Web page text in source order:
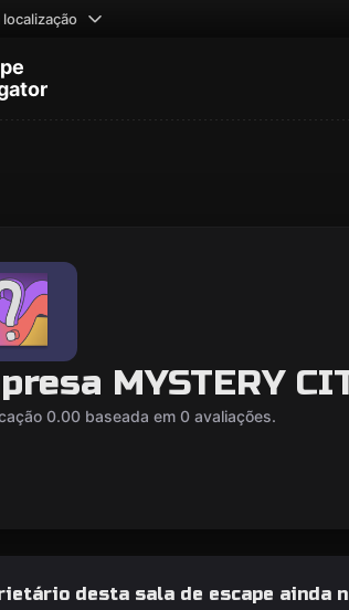
localização
MYSTERY
0.00 baseada em 0 avaliações.
desta sala de escape ainda